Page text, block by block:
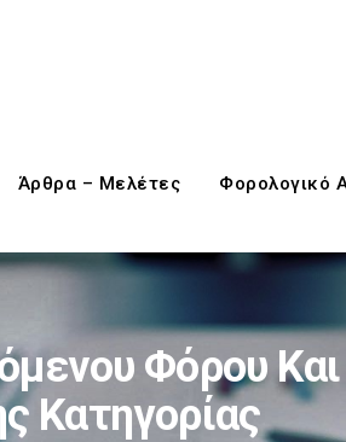
Άρθρα – Μελέτες Φορολογικό
Φόρου
Κατηγορίας